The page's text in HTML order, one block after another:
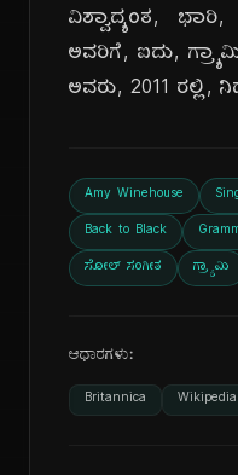
ವಿಶ್ವಾದ್ಯಂತ, ಭಾರಿ,
ಅವರಿಗೆ, ಐದು, ಗ್ರ್ಯಾಮಿ,
ಅವರು, 2011 ರಲ್ಲಿ,
Amy Winehouse
Back to Black
ಸೋಲ್ ಸಂಗೀತ ಗ್ರ್ಯಾಮಿ
ಆಧಾರಗಳು:
Britannica Wikipedia